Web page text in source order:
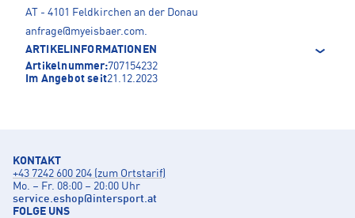
AT - 4101 Feldkirchen an der Donau
anfrage@myeisbaer.com.
ARTIKELINFORMATIONEN
Artikelnummer:707154232
Im Angebot seit21.12.2023
KONTAKT
+43 7242 600 204 (zum Ortstarif)
Mo. – Fr. 08:00 – 20:00 Uhr
service.eshop@intersport.at
FOLGE UNS